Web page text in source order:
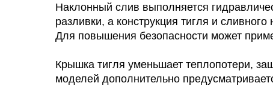
Наклонный слив выполняется
разливки, а конструкция тигля и
Для повышения безопасности может
Крышка тигля уменьшает теплопотери,
моделей дополнительно